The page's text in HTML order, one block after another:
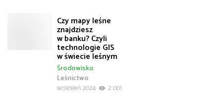
Czy mapy leśne
znajdziesz
w banku? Czyli
technologie GIS
w świecie leśnym
Leśnictwo
Środowisko
wrzesień 2024
2 001